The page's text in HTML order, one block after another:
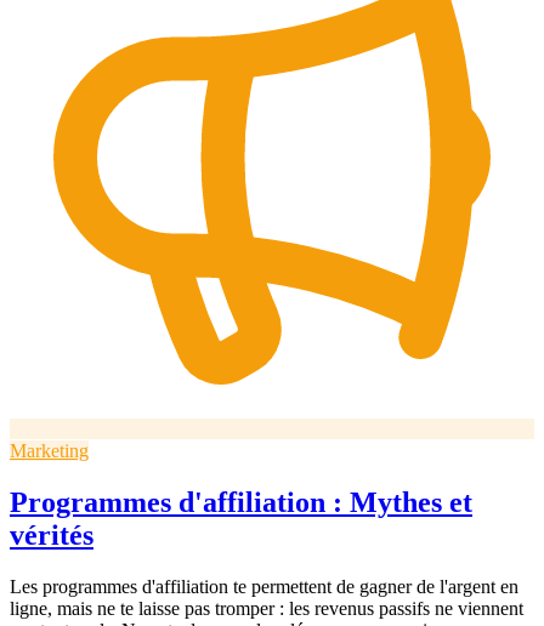
Marketing
Programmes d'affiliation : Mythes et
vérités
Les programmes d'affiliation te permettent de gagner de l'argent en
ligne, mais ne te laisse pas tromper : les revenus passifs ne viennent